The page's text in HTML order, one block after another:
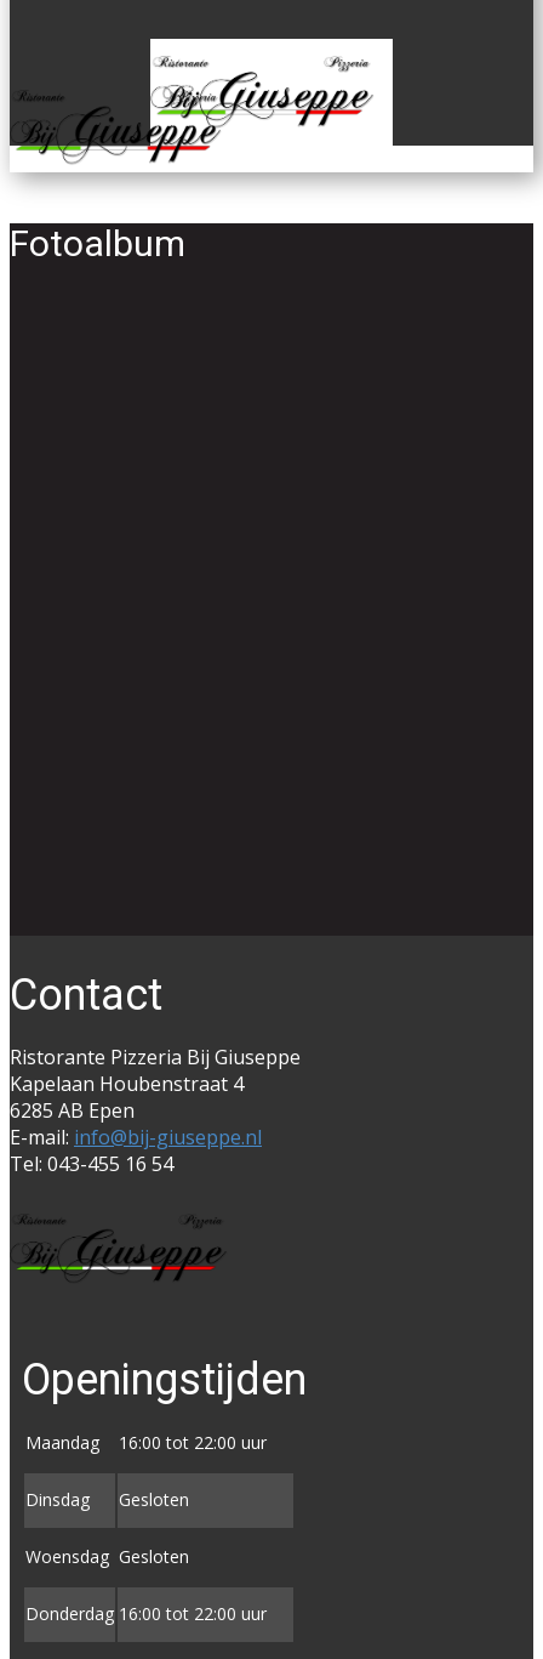
Fotoalbum
Co​ntact
Ristorante Pizzeria Bij Giuseppe
Kapelaan Houbenstraat 4
6285 AB Epen
E-mail: info@bij-giuseppe.nl
Tel: 043-455 16 54
Openingstijden
Maandag 16:00 tot 22:00 uur
Dinsdag Gesloten
Woensdag Gesloten
Donderdag 16:00 tot ​22:00 uur